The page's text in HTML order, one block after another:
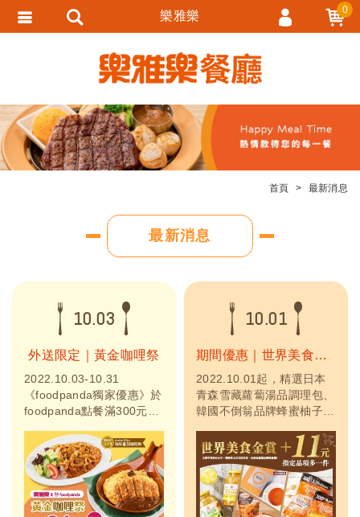
首頁 最新消息
最新消息
10.03
外送限定｜黃金咖哩祭
2022.10.03-10.31
《foodpanda獨家優惠》於
foodpanda點餐滿300元享
咖哩飯」享85折、PRO會
員限定點購「酥炸豬排咖哩
杏力飯」享8折優惠。
10.01
期間優惠｜世界美食金賞
2022.10.01起，精選日本
青森雪藏蘿蔔湯品調理包、
韓國不倒翁品牌蜂蜜柚子醬
其知名品牌擁有清真認證的
湯品調理包，只要用銅板價
即可加購一件商品！超值優
惠，絕不容錯過！
樂雅樂 0
會員註冊
忘記密碼
訂單查詢
追蹤清單